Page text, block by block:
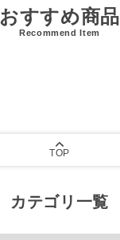
おすすめ商品
Recommend Item
TOP
カテゴリ一覧